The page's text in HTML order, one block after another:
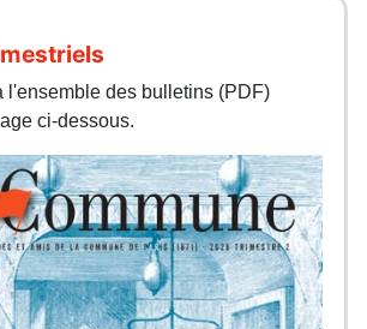
l'ensemble des bulletins (PDF)
ci-dessous.